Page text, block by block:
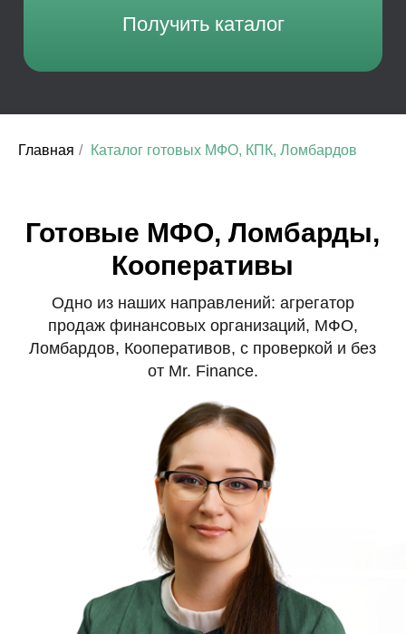
Главная / Каталог готовых МФО, КПК, Ломбардов
Концепция площадки:
В данном разделе Вы найдете
проверенные нами или не проверенные
компании, владельцы которых
заинтересованы в их продаже, цена за
компанию указываетсяБЕЗ НАКРУТКИ
берем свою комиссию открыто - Вы
продаж финансовых организаций, МФО,
Ольга Алексеевна
Управляющий директор
13 лет в финансовом секторе
10 лет взаимодействует с ЦБ